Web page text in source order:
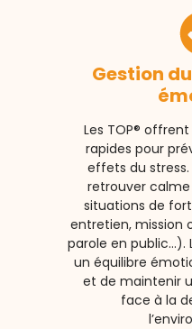
Gestion
Les TOP®
rapides pour
effets du
retrouver
situations de
entretien, mission
parole en public…).
un équilibre
et de maintenir
face à la